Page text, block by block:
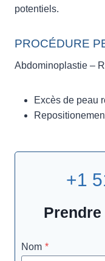
potentiels.
PROCÉDURE
Abdominoplastie –
Excès de peau
+1
Nom *